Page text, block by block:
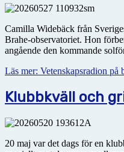
Camilla Widebäck från
Brahe-observatoriet. Hon
angående den kommande
Läs mer: Vetenskapsradion på
Klubbkväll och
20 maj var det dags för en